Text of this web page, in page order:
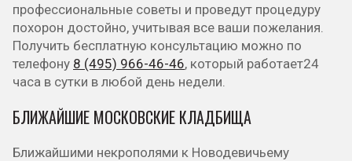
профессиональные советы и проведут процедуру
похорон достойно, учитывая все ваши пожелания.
Получить бесплатную консультацию можно по
телефону 8 (495) 966-46-46, который работает24
часа в сутки в любой день недели.
БЛИЖАЙШИЕ МОСКОВСКИЕ КЛАДБИЩА
Ближайшими некрополями к Новодевичьему